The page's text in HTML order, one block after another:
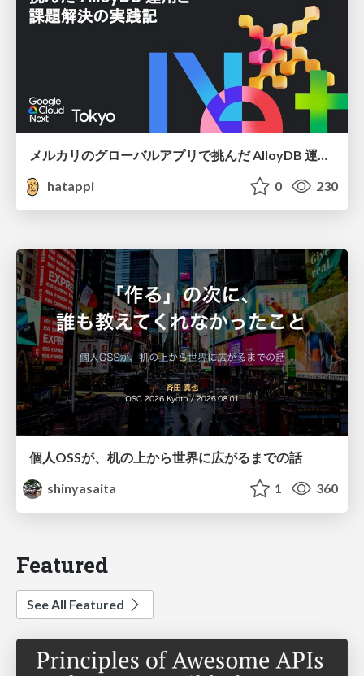
hatappi
0 230
個人OSSが、机の上から世界に広がるまでの話
shinyasaita
1 360
Featured
See All Featured